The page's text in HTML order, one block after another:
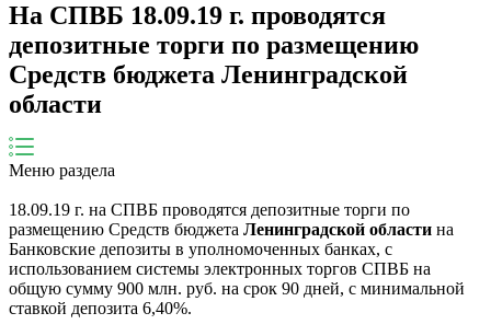
На СПВБ 18.09.19 г. проводятся
депозитные торги по размещению
Средств бюджета Ленинградской
области
Меню раздела
18.09.19 г. на СПВБ проводятся депозитные торги по
размещению Средств бюджета Ленинградской области на
Банковские депозиты в уполномоченных банках, с
использованием системы электронных торгов СПВБ на
общую сумму 900 млн. руб. на срок 90 дней, с минимальной
ставкой депозита 6,40%.